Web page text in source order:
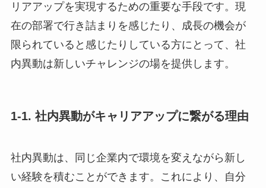
リアアップを実現するための重要な手段です。現
在の部署で行き詰まりを感じたり、成長の機会が
限られていると感じたりしている方にとって、社
内異動は新しいチャレンジの場を提供します。
1-1. 社内異動がキャリアアップに繋がる理由
社内異動は、同じ企業内で環境を変えながら新し
い経験を積むことができます。これにより、自分